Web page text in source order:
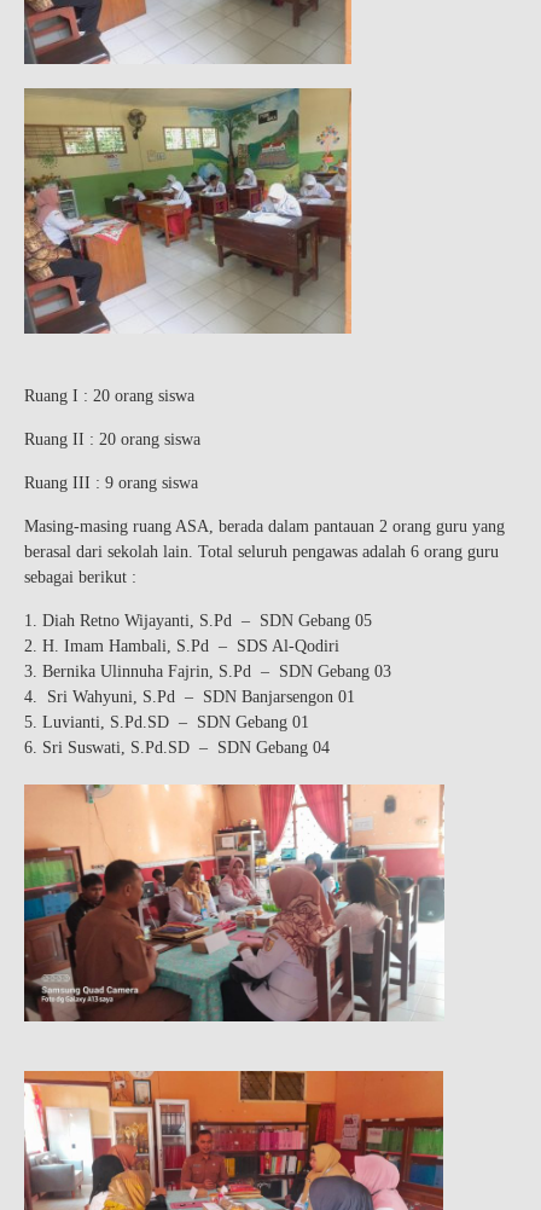
Ruang I : 20 orang siswa
Ruang II : 20 orang siswa
Ruang III : 9 orang siswa
Masing-masing ruang ASA, berada dalam pantauan 2 orang guru yang
berasal dari sekolah lain. Total seluruh pengawas adalah 6 orang guru
sebagai berikut :
Diah Retno Wijayanti, S.Pd – SDN Gebang 05
H. Imam Hambali, S.Pd – SDS Al-Qodiri
Bernika Ulinnuha Fajrin, S.Pd – SDN Gebang 03
Sri Wahyuni, S.Pd – SDN Banjarsengon 01
Luvianti, S.Pd.SD – SDN Gebang 01
Sri Suswati, S.Pd.SD – SDN Gebang 04